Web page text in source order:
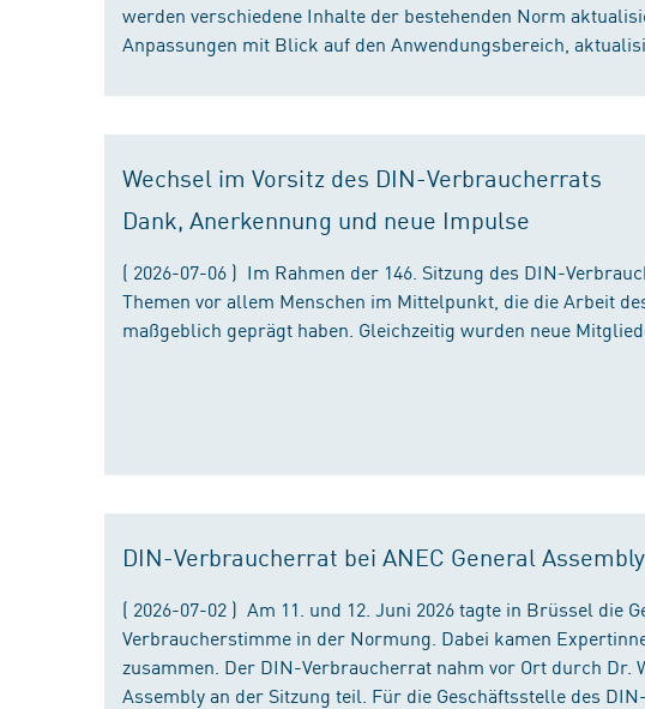
werden verschiedene Inhalte der bestehenden Norm
Anpassungen mit Blick auf den Anwendungsbereich,
Wechsel im Vorsitz des DIN-Verbraucherrats
Dank, Anerkennung und neue Impulse
( 2026-07-06 ) Im Rahmen der 146. Sitzung des DIN-
Themen vor allem Menschen im Mittelpunkt, die die Arbeit
maßgeblich geprägt haben. Gleichzeitig wurden neue
DIN-Verbraucherrat bei ANEC General Assembly
( 2026-07-02 ) Am 11. und 12. Juni 2026 tagte in Brüssel die
Verbraucherstimme in der Normung. Dabei kamen
zusammen. Der DIN-Verbraucherrat nahm vor Ort durch Dr.
Assembly an der Sitzung teil. Für die Geschäftsstelle des